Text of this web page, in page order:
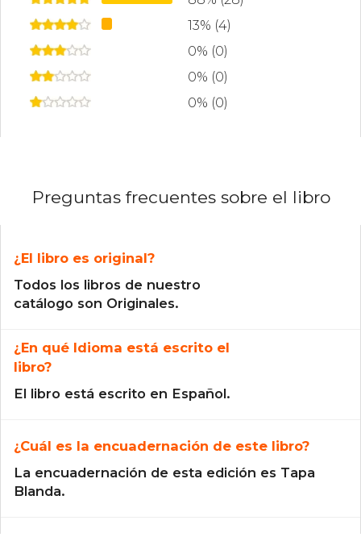
13% (4)
0% (0)
0% (0)
0% (0)
Preguntas frecuentes sobre el libro
¿El libro es original?
Todos los libros de nuestro
catálogo son Originales.
¿En qué Idioma está escrito el
libro?
El libro está escrito en Español.
¿Cuál es la encuadernación de este libro?
La encuadernación de esta edición es Tapa
Blanda.